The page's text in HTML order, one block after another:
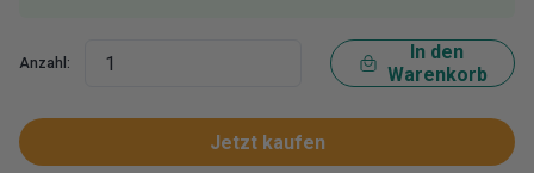
Anzahl:
In den
Warenkorb
Jetzt kaufen